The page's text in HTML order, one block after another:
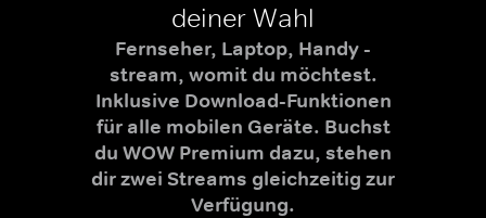
deiner Wahl
Fernseher, Laptop, Handy -
stream, womit du möchtest.
Inklusive Download-Funktionen
für alle mobilen Geräte. Buchst
du WOW Premium dazu, stehen
dir zwei Streams gleichzeitig zur
Verfügung.